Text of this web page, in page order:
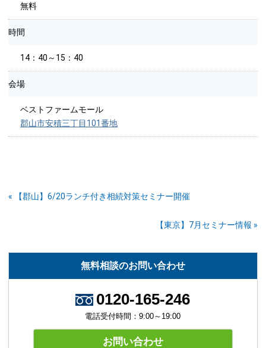
無料
時間
14：40～15：40
会場
ベストファームモール
郡山市安積三丁目101番地
« 【郡山】6/20ランチ付き相続対策セミナー開催
【東京】7月セミナー情報 »
無料相談のお問い合わせ
0120-165-246
電話受付時間：9:00～19:00
お問い合わせ